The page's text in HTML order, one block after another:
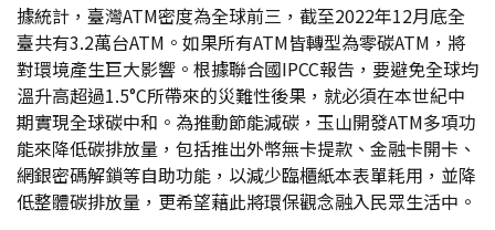
據統計，臺灣ATM密度為全球前三，截至2022年12月底全
臺共有3.2萬台ATM。如果所有ATM皆轉型為零碳ATM，將
對環境產生巨大影響。根據聯合國IPCC報告，要避免全球均
溫升高超過1.5°C所帶來的災難性後果，就必須在本世紀中
期實現全球碳中和。為推動節能減碳，玉山開發ATM多項功
能來降低碳排放量，包括推出外幣無卡提款、金融卡開卡、
網銀密碼解鎖等自助功能，以減少臨櫃紙本表單耗用，並降
低整體碳排放量，更希望藉此將環保觀念融入民眾生活中。